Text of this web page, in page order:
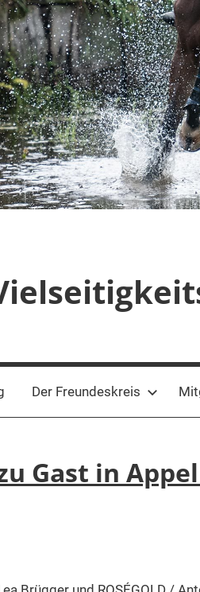
Der Freundeskreis
Gast in